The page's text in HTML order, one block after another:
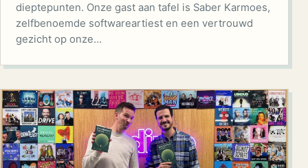
dieptepunten. Onze gast aan tafel is Saber Karmoes,
zelfbenoemde softwareartiest en een vertrouwd
gezicht op onze…